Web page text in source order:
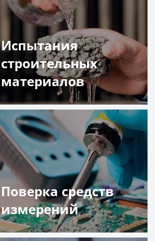
Испытания
строительных
материалов
Подробнее
Поверка средств
измерений